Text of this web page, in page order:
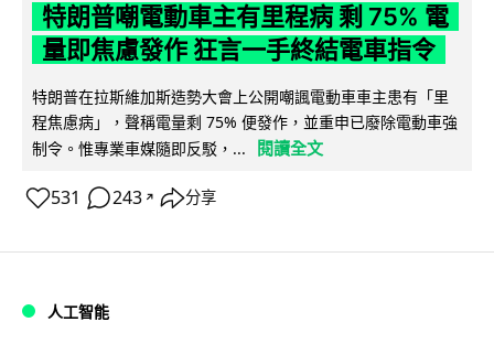
特朗普嘲電動車主有里程病 剩 75% 電
量即焦慮發作 狂言一手終結電車指令
特朗普在拉斯維加斯造勢大會上公開嘲諷電動車車主患有「里
程焦慮病」，聲稱電量剩 75% 便發作，並重申已廢除電動車強
制令。惟專業車媒隨即反駁，...
閱讀全文
531 243 ↗ 分享
人工智能